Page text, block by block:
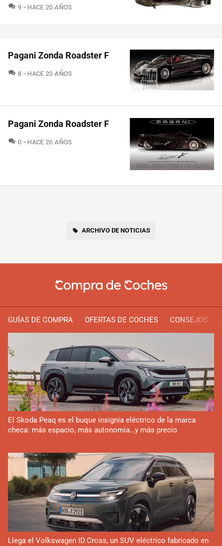
9 COMENTARIOS
HACE 20 AÑOS
Pagani Zonda Roadster F
8 COMENTARIOS
HACE 20 AÑOS
Pagani Zonda Roadster F
0 COMENTARIOS
HACE 20 AÑOS
ARCHIVO DE NOTICIAS
GUÍAS DE COMPRA OFERTAS DE COCHES CONSEJOS
El Skoda Peaq es el buque insignia eléctrico de la marca
checa: más espacio, más autonomía…y más precio
Llega el Volkswagen ID.Cross, un SUV eléctrico fabricado en